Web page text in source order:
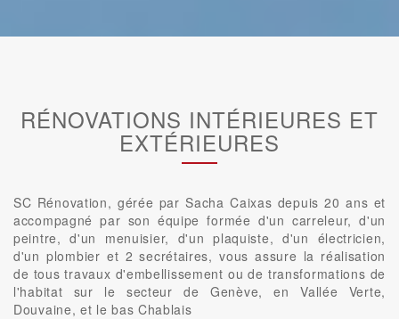
RÉNOVATIONS INTÉRIEURES ET
EXTÉRIEURES
SC Rénovation, gérée par Sacha Caixas depuis 20 ans et
accompagné par son équipe formée d'un carreleur, d'un
peintre, d'un menuisier, d'un plaquiste, d'un électricien,
d'un plombier et 2 secrétaires, vous assure la réalisation
de tous travaux d'embellissement ou de transformations de
l'habitat sur le secteur de Genève, en Vallée Verte,
Douvaine, et le bas Chablais